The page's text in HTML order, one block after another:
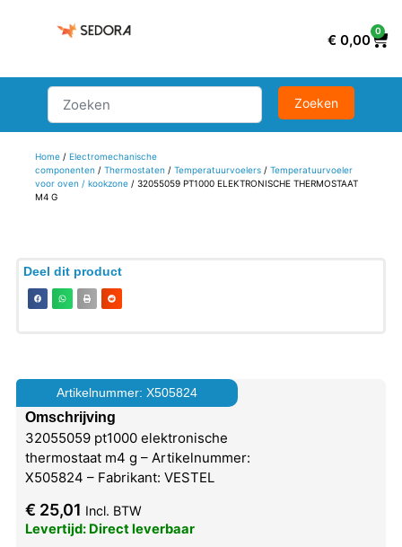
€ 0,00
0
Home/ Electromechanische
componenten / Thermostaten / Temperatuurvoelers/ Temperatuurvoeler
voor oven / kookzone/ 32055059 PT1000 ELEKTRONISCHE THERMOSTAAT
M4 G
Deel dit product
Artikelnummer: X505824
Omschrijving
32055059 pt1000 elektronische
thermostaat m4 g – Artikelnummer:
X505824 – Fabrikant: VESTEL
€ 25,01 Incl. BTW
Levertijd: Direct leverbaar